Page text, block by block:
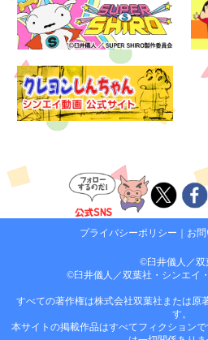
プライバシーポリシー お
©臼井儀人／双
©臼井儀人／双葉社・シンエイ
すべての著作権は株式会社双葉社または原
す。
本サイトの掲載作品はすべてフィクション